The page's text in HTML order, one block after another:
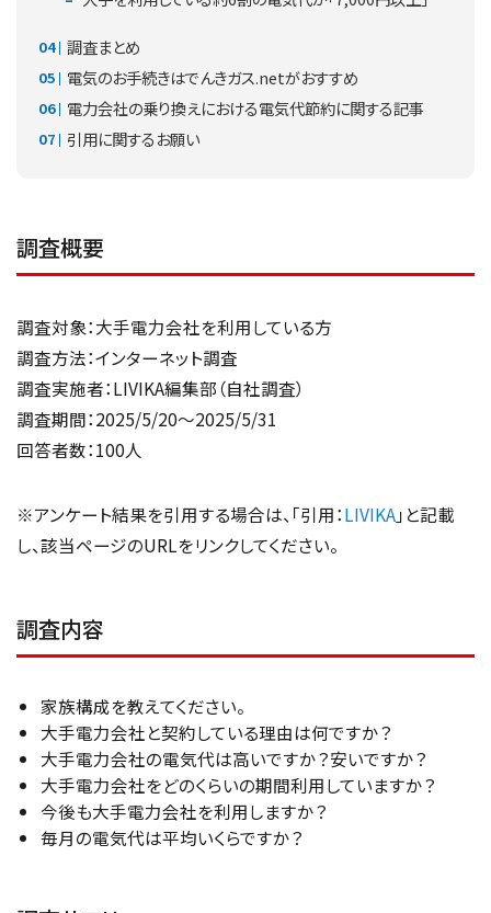
調査まとめ
電気のお手続きはでんきガス.netがおすすめ
電力会社の乗り換えにおける電気代節約に関する記事
引用に関するお願い
調査概要
調査対象：大手電力会社を利用している方
調査方法：インターネット調査
調査実施者：LIVIKA編集部（自社調査）
調査期間：2025/5/20～2025/5/31
回答者数：100人
※アンケート結果を引用する場合は、「引用：LIVIKA」と記載
し、該当ページのURLをリンクしてください。
調査内容
家族構成を教えてください。
大手電力会社と契約している理由は何ですか？
大手電力会社の電気代は高いですか？安いですか？
大手電力会社をどのくらいの期間利用していますか？
今後も大手電力会社を利用しますか？
毎月の電気代は平均いくらですか？